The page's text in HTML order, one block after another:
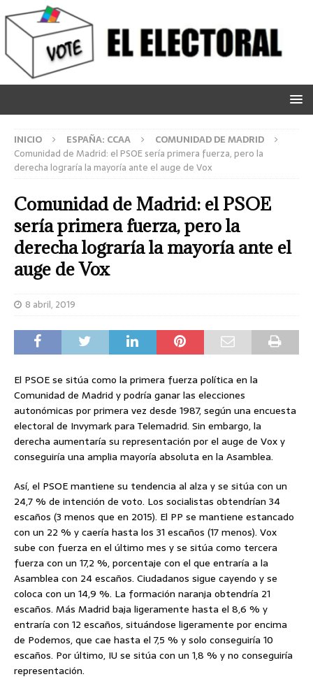
INICIO ESPAÑA: CCAA
COMUNIDAD DE MADRID
Comunidad de Madrid: el PSOE sería primera fuerza, pero la
derecha lograría la mayoría ante el auge de Vox
Comunidad de Madrid: el PSOE
sería primera fuerza, pero la
derecha lograría la mayoría ante el
auge de Vox
8 abril, 2019
El PSOE se sitúa como la primera fuerza política en la
Comunidad de Madrid y podría ganar las elecciones
autonómicas por primera vez desde 1987, según una encuesta
electoral de Invymark para Telemadrid. Sin embargo, la
derecha aumentaría su representación por el auge de Vox y
conseguiría una amplia mayoría absoluta en la Asamblea.
Así, el PSOE mantiene su tendencia al alza y se sitúa con un
24,7 % de intención de voto. Los socialistas obtendrían 34
escaños (3 menos que en 2015). El PP se mantiene estancado
con un 22 % y caería hasta los 31 escaños (17 menos). Vox
sube con fuerza en el último mes y se sitúa como tercera
fuerza con un 17,2 %, porcentaje con el que entraría a la
Asamblea con 24 escaños. Ciudadanos sigue cayendo y se
coloca con un 14,9 %. La formación naranja obtendría 21
escaños. Más Madrid baja ligeramente hasta el 8,6 % y
entraría con 12 escaños, situándose ligeramente por encima
de Podemos, que cae hasta el 7,5 % y solo conseguiría 10
escaños. Por último, IU se sitúa con un 1,8 % y no conseguiría
representación.